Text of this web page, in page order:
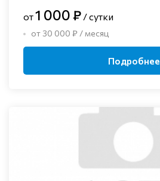
от1 000 ₽ / сутки
от 30 000 ₽ / месяц
Подробнее